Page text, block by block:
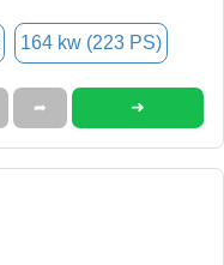
164 kw (223 PS)
➦ ➜